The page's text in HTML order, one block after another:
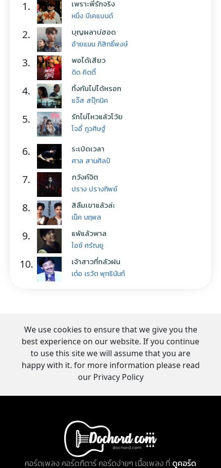
1. เพราะพี่รักจริง
หนึ่ง บีเคแบนด์
2. บุญผลาบ่ฮอด
อ้ายแมน ภิสิทธิ์พงษ์
3. พอได้เสียว
ดิด คิตตี้
4. ทิ้งกันไม่ได้หรอก
แจ๊ส สปุ๊กนิค
5. รักไม่ไหวแล้วโว้ย
โจอี้ ภูวศิษฐ์
6. ระเบิดเวลา
ศาล สานศิลป์
7. ภวังค์จิต
ปราง ปรางทิพย์
8. สิลืมเขาแล้วล่ะ
เน็ค นฤพล
9. แพ้แล้วพาล
ไอซ์ ศรัณยู
10. เจ้าสาวที่กลัวฝน
เต๋อ เรวัต พุทธินันท์
We use cookies to ensure that we give you the
best experience on our website. If you continue
to use this site we will assume that you are
happy with it. for more information please read
our Privacy Policy
คอร์ดเพลง คอร์ดกีตาร์ คอร์ดง่ายๆ เนื้อเพลง ที่ ดูคอร์ด